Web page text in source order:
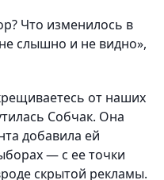
Что изменилось в
слышно и не видно»,
от наших
Собчак. Она
добавила ей
— с ее точки
скрытой рекламы.